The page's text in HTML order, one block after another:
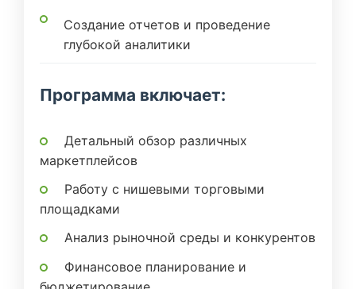
Создание отчетов и проведение
глубокой аналитики
Программа включает:
Детальный обзор различных
маркетплейсов
Работу с нишевыми торговыми
площадками
Анализ рыночной среды и конкурентов
Финансовое планирование и